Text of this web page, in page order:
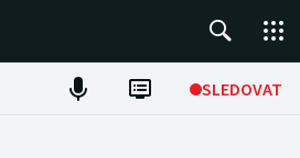
SLEDOVAT